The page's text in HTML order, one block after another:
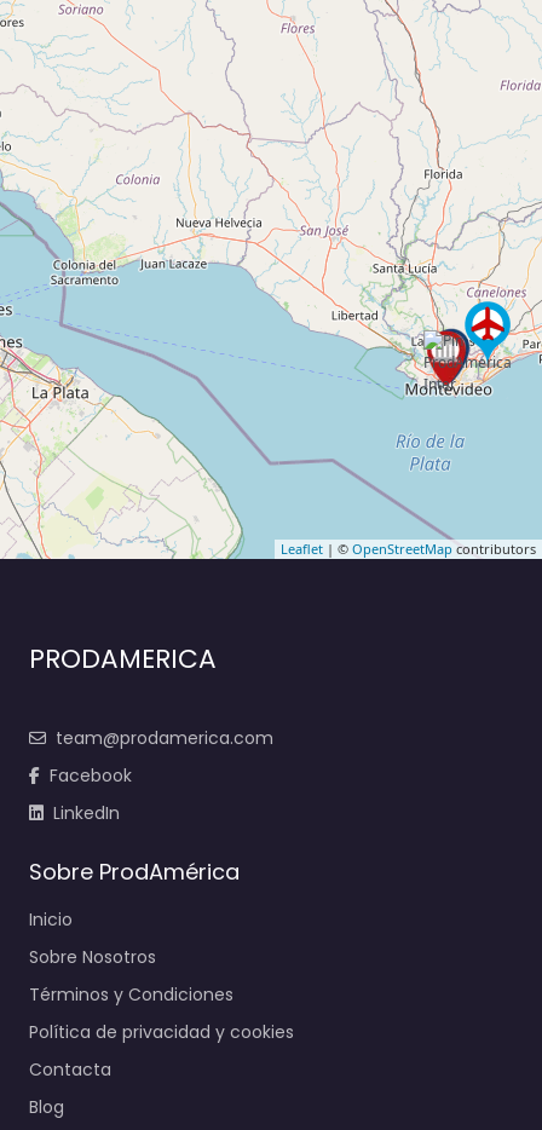
Leaflet | © OpenStreetMap contributors
PRODAMERICA
team@prodamerica.com
Facebook
LinkedIn
Sobre ProdAmérica
Inicio
Sobre Nosotros
Términos y Condiciones
Política de privacidad y cookies
Contacta
Blog